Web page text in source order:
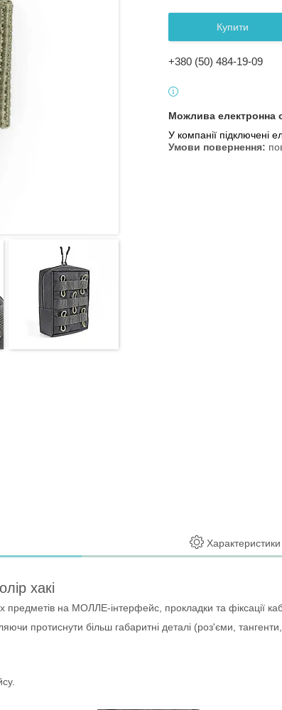
Купити
+380 (50) 484-19-09
У компанії підключені
Характеристики
хакі
на МОЛЛЕ-інтерфейс, прокладки та фіксації
протиснути більш габаритні деталі (роз'єми,